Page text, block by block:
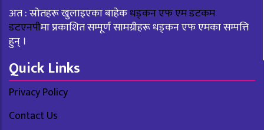
अत : स्रोतहरू खुलाइएका बाहेकधड्कन एफ एम डटकम
डटएनपीमा प्रकाशित सम्पूर्ण सामग्रीहरू धड्कन एफ एमका सम्पत्ति
हुन् ।
Quick Links
Privacy Policy
Contact Us